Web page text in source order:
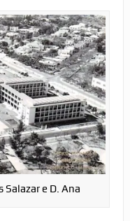
e D. Ana